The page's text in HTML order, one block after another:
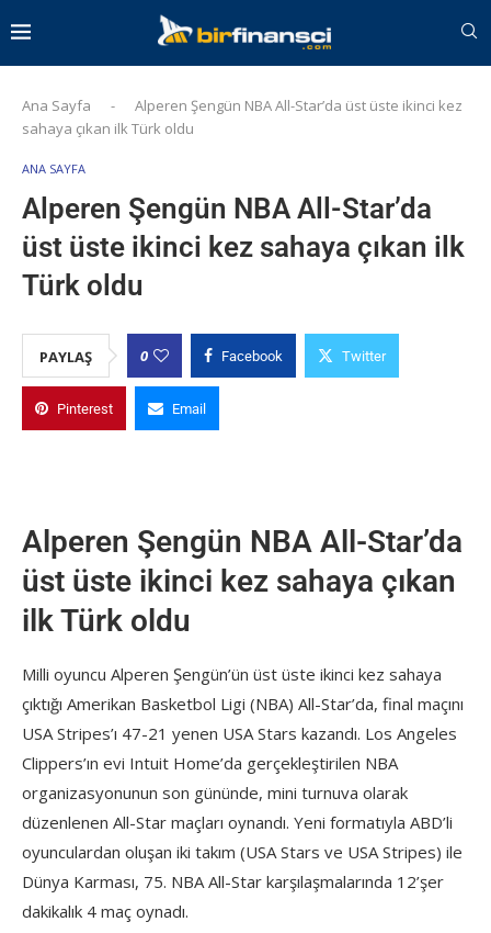
Ana Sayfa -
Alperen Şengün NBA All-Star’da üst üste ikinci kez
sahaya çıkan ilk Türk oldu
ANA SAYFA
Alperen Şengün NBA All-Star’da
üst üste ikinci kez sahaya çıkan ilk
Türk oldu
PAYLAŞ 0 Facebook Twitter
Pinterest Email
Alperen Şengün NBA All-Star’da
üst üste ikinci kez sahaya çıkan
ilk Türk oldu
Milli oyuncu Alperen Şengün’ün üst üste ikinci kez sahaya
çıktığı Amerikan Basketbol Ligi (NBA) All-Star’da, final maçını
USA Stripes’ı 47-21 yenen USA Stars kazandı. Los Angeles
Clippers’ın evi Intuit Home’da gerçekleştirilen NBA
organizasyonunun son gününde, mini turnuva olarak
düzenlenen All-Star maçları oynandı. Yeni formatıyla ABD’li
oyunculardan oluşan iki takım (USA Stars ve USA Stripes) ile
Dünya Karması, 75. NBA All-Star karşılaşmalarında 12’şer
dakikalık 4 maç oynadı.